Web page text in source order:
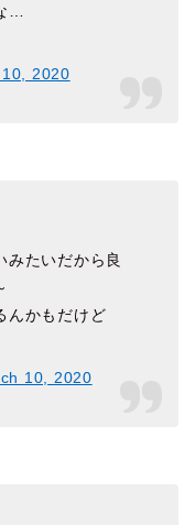
…
2020
みたいだから良
んかもだけど
10, 2020